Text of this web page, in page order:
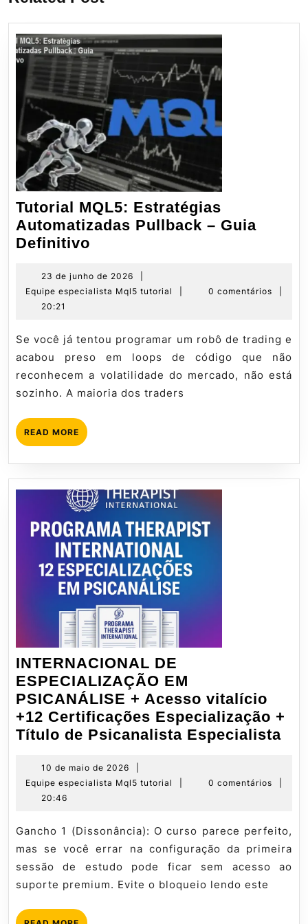
Tutorial MQL5: Estratégias
Automatizadas Pullback – Guia
Definitivo
Estratégias
Automatizadas
–
Guia
Definitivo
23 de junho de 2026
de
2026
Equipe especialista Mql5 tutorial
tutorial
0 comentários
20:21
Se você já tentou programar um robô de trading e
acabou preso em loops de código que não
reconhecem a volatilidade do mercado, não está
sozinho. A maioria dos traders
READ MORE READ
MORE
INTERNACIONAL DE
ESPECIALIZAÇÃO EM
PSICANÁLISE + Acesso vitalício
+12 Certificações Especialização +
Título de Psicanalista Especialista
EM
+12
10 de maio de 2026
de
2026
Equipe especialista Mql5 tutorial
tutorial
0 comentários
20:46
Gancho 1 (Dissonância): O curso parece perfeito,
mas se você errar na configuração da primeira
sessão de estudo pode ficar sem acesso ao
suporte premium. Evite o bloqueio lendo este